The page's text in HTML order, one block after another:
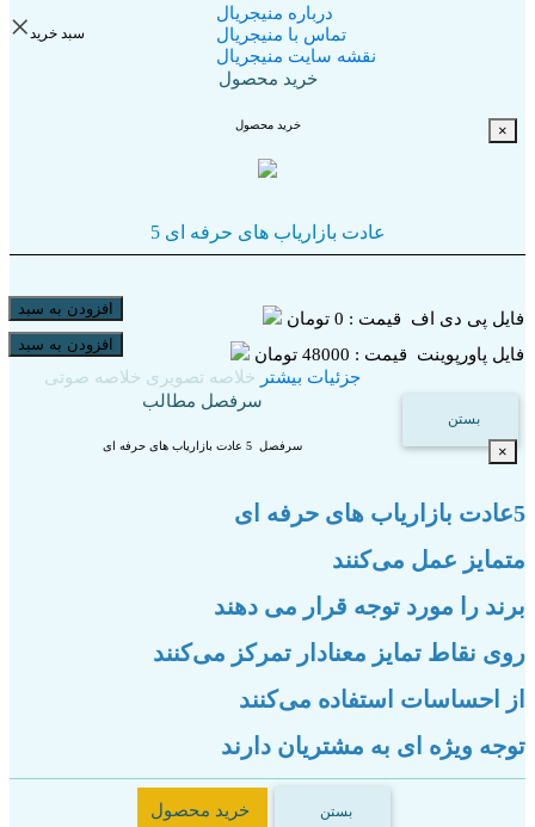
×سبد خرید
خرید محصول
× خرید محصول
5 عادت بازاریاب های حرفه ای
فایل پی دی اف قیمت : 0 تومان
افزودن به سبد
فایل پاورپوینت قیمت : 48000 تومان
افزودن به سبد
بستن
جزئیات بیشتر خلاصه تصویری خلاصه صوتی
سرفصل مطالب
× سرفصل 5 عادت بازاریاب های حرفه ای
5عادت بازاریاب های حرفه ای
متمایز عمل می‌کنند
برند را مورد توجه قرار می دهند
روی نقاط تمایز معنادار تمرکز می‌کنند
از احساسات استفاده می‌کنند
توجه ویژه ای به مشتریان دارند
بستن
درباره منیجریال
تماس با منیجریال
نقشه سایت منیجریال